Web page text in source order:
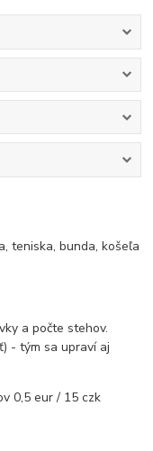
teniska, bunda, košeľa
a počte stehov.
- tým sa upraví aj
0,5 eur / 15 czk